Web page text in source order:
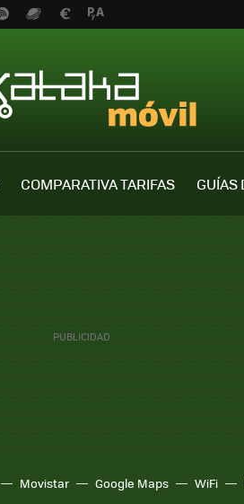
COMPARATIVA TARIFAS
GUÍAS
Movistar Google Maps WiFi